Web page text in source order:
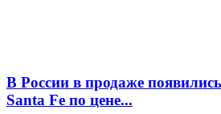
В России в продаже
Santa Fe по цене...